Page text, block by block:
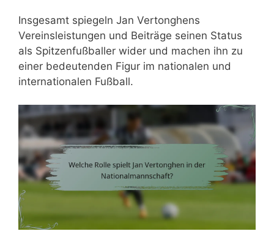
Insgesamt spiegeln Jan Vertonghens
Vereinsleistungen und Beiträge seinen Status
als Spitzenfußballer wider und machen ihn zu
einer bedeutenden Figur im nationalen und
internationalen Fußball.